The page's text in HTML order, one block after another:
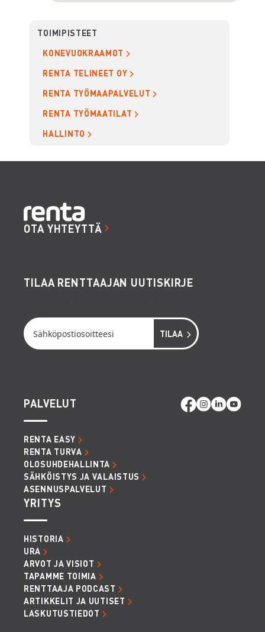
TOIMIPISTEET
KONEVUOKRAAMOT
RENTA TELINEET OY
RENTA TYÖMAAPALVELUT
RENTA TYÖMAATILAT
HALLINTO
OTA YHTEYTTÄ
TILAA RENTTAAJAN UUTISKIRJE
PALVELUT
RENTA EASY
RENTA TURVA
OLOSUHDEHALLINTA
SÄHKÖISTYS JA VALAISTUS
ASENNUSPALVELUT
YRITYS
HISTORIA
URA
ARVOT JA VISIOT
TAPAMME TOIMIA
RENTTAAJA PODCAST
ARTIKKELIT JA UUTISET
LASKUTUSTIEDOT